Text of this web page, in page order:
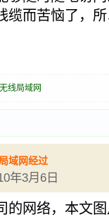
缆而苦恼了，
无线局域网
域网经过
年3月6日
的网络，本文